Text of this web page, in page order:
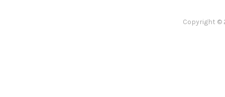
Copyright ©